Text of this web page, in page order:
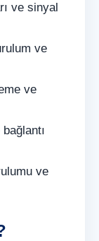
ve sinyal
ve
ve
ve